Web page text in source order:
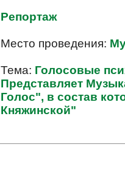
Репортаж
Место проведения:
Тема: Голосовые
Представляет
Голос", в состав
Княжинской"